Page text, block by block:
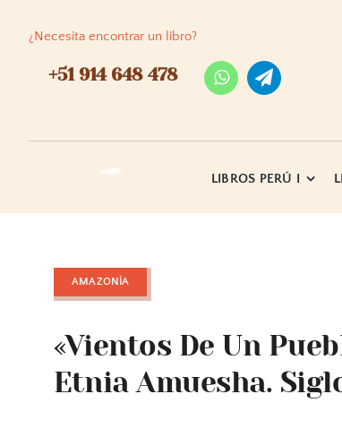
content
¿Necesita encontrar un libro?
+51 914 648 478
LIBROS PERÚ I
AMAZONÍA
«Vientos De Un
Etnia Amuesha.